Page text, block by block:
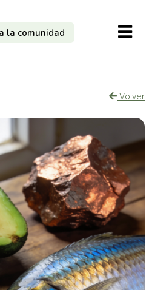
la comunidad
Volver